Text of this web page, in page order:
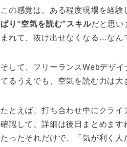
この感覚は、ある程度現場を経験
ぱり“空気を読む”スキルだと思い
まれて、抜け出せなくなる…なん
そして、フリーランスWebデザ
てるうえでも、空気を読む力は大
たとえば、打ち合わせ中にクラ
確認して、詳細は後日まとめます
たったそれだけで、「気が利く人